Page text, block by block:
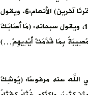
لكم، وأرسلنا السماء عليهم مدرارًا، وجعلنا الأنهار تجري من تحتهم؟ فأهلكناهم بذنوبهم، وأنشأنا من بعدهم قرنًا آخرين) الأنعام:6. ويقول
سبحانه: (ونَقُولُ ذُوقُوا عَذَابَ الْحَرِيقِ* ذَلِكَ بِمَا قَدَّمَتْ أَيْدِيكُمْ وَأَنَّ اللَّهَ لَيْسَ بِظَلَّامٍ لِلْعَبِيدِ) آل عمران:181-182، ويقول سبحانه: (مَا أَصَابَكَ
(وَلَوْلَا أَنْ تُصِيبَهُمْ مُصِيبَةٌ بِمَا قَدَّمَتْ أَيْدِيهِمْ…)
عنه مرفوعًا: (يُوشِكُ